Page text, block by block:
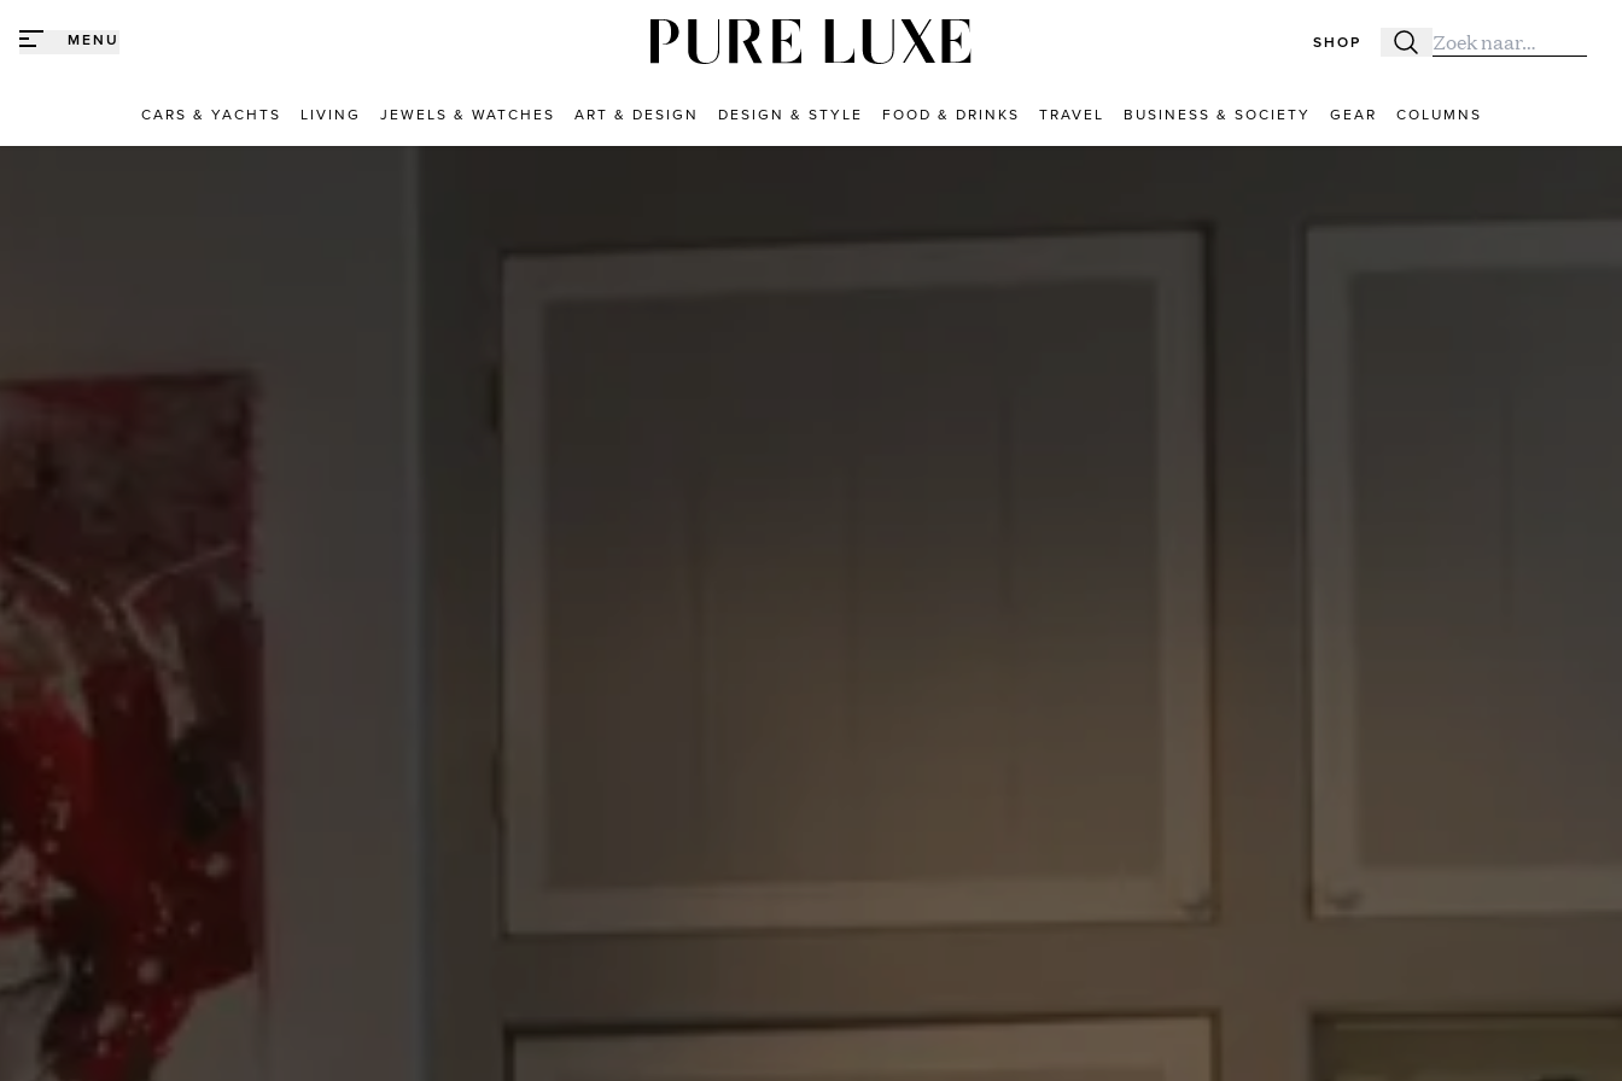
MENU SHOP Zoeken
Zoek naar:
CARS & YACHTS LIVING JEWELS & WATCHES ART & DESIGN DESIGN & STYLE FOOD & DRINKS TRAVEL BUSINESS & SOCIETY GEAR COLUMNS